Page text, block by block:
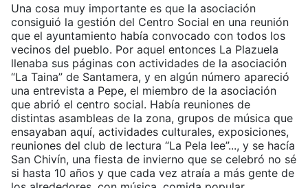
Una cosa muy importante es que la asociación
consiguió la gestión del Centro Social en una reunión
que el ayuntamiento había convocado con todos los
vecinos del pueblo. Por aquel entonces La Plazuela
llenaba sus páginas con actividades de la asociación
“La Taina” de Santamera, y en algún número apareció
una entrevista a Pepe, el miembro de la asociación
que abrió el centro social. Había reuniones de
distintas asambleas de la zona, grupos de música que
ensayaban aquí, actividades culturales, exposiciones,
reuniones del club de lectura “La Pela lee”..., y se hacía
San Chivín, una fiesta de invierno que se celebró no sé
si hasta 10 años y que cada vez atraía a más gente de